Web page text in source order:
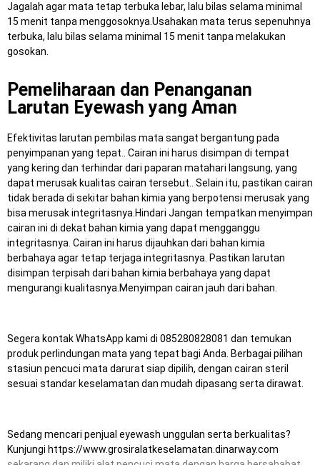
Jagalah agar mata tetap terbuka lebar, lalu bilas selama minimal
15 menit tanpa menggosoknya.Usahakan mata terus sepenuhnya
terbuka, lalu bilas selama minimal 15 menit tanpa melakukan
gosokan.
Pemeliharaan dan Penanganan
Larutan Eyewash yang Aman
Efektivitas larutan pembilas mata sangat bergantung pada
penyimpanan yang tepat.. Cairan ini harus disimpan di tempat
yang kering dan terhindar dari paparan matahari langsung, yang
dapat merusak kualitas cairan tersebut.. Selain itu, pastikan cairan
tidak berada di sekitar bahan kimia yang berpotensi merusak yang
bisa merusak integritasnya.Hindari Jangan tempatkan menyimpan
cairan ini di dekat bahan kimia yang dapat mengganggu
integritasnya. Cairan ini harus dijauhkan dari bahan kimia
berbahaya agar tetap terjaga integritasnya. Pastikan larutan
disimpan terpisah dari bahan kimia berbahaya yang dapat
mengurangi kualitasnya.Menyimpan cairan jauh dari bahan.
Segera kontak WhatsApp kami di 085280828081 dan temukan
produk perlindungan mata yang tepat bagi Anda. Berbagai pilihan
stasiun pencuci mata darurat siap dipilih, dengan cairan steril
sesuai standar keselamatan dan mudah dipasang serta dirawat.
Sedang mencari penjual eyewash unggulan serta berkualitas?
Kunjungi https://www.grosiralatkeselamatan.dinarway.com